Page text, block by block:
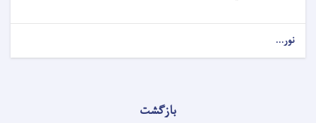
نور...
بازگشت